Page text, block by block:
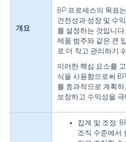
개요
BP 프로세스의 목표
건전성과 성장 및 수
를 설정하는 것입니
제품 범주와 같은 큰
로 더 작고 관리하기
이러한 핵심 요소를
식을 사용함으로써
를 효과적으로 계획
보장하고 수익성을
집계 및 조정:
조직 수준에서